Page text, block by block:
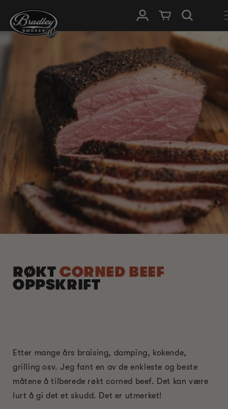
INNHOLDET
Logg InnHandlevogn
RØKT CORNED BEEF
OPPSKRIFT
Etter mange års braising, damping, kokende,
grilling osv. Jeg fant en av de enkleste og beste
måtene å tilberede røkt corned beef. Det kan være
lurt å gi det et skudd. Det er utmerket!